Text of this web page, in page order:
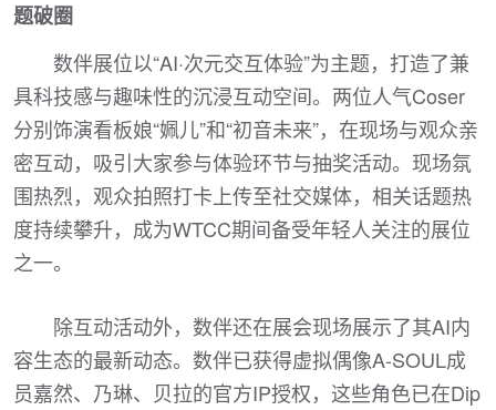
题破圈
数伴展位以“AI·次元交互体验”为主题，打造了兼
具科技感与趣味性的沉浸互动空间。两位人气Coser
分别饰演看板娘“姵儿”和“初音未来”，在现场与观众亲
密互动，吸引大家参与体验环节与抽奖活动。现场氛
围热烈，观众拍照打卡上传至社交媒体，相关话题热
度持续攀升，成为WTCC期间备受年轻人关注的展位
之一。
除互动活动外，数伴还在展会现场展示了其AI内
容生态的最新动态。数伴已获得虚拟偶像A-SOUL成
员嘉然、乃琳、贝拉的官方IP授权，这些角色已在Dip